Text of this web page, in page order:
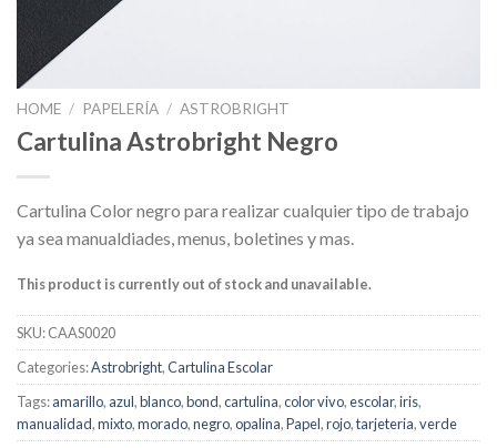
HOME / PAPELERÍA / ASTROBRIGHT
Cartulina Astrobright Negro
Cartulina Color negro para realizar cualquier tipo de trabajo
ya sea manualdiades, menus, boletines y mas.
This product is currently out of stock and unavailable.
SKU:CAAS0020
Categories:Astrobright,Cartulina Escolar
Tags:amarillo, azul,blanco,bond,cartulina,color vivo,escolar,iris,
manualidad,mixto,morado,negro,opalina,Papel,rojo,tarjeteria,verde